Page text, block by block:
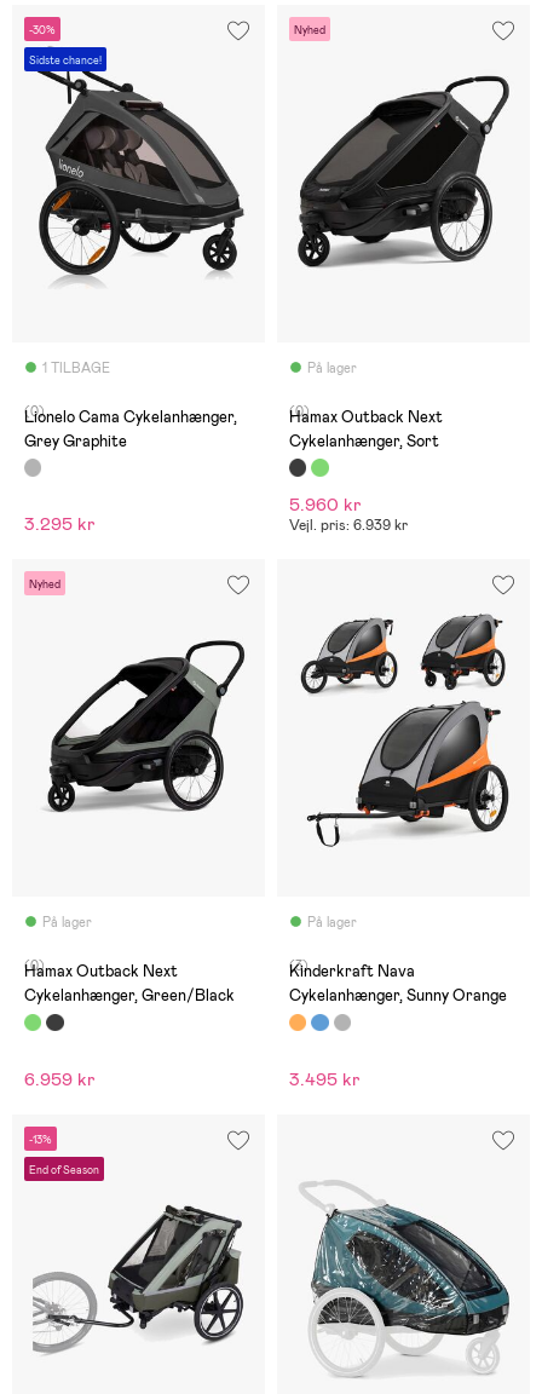
-30%
Sidste chance!
1 TILBAGE
(0)
Lionelo Cama Cykelanhænger,
Grey Graphite
3.295 kr
Nyhed
På lager
(0)
Hamax Outback Next
Cykelanhænger, Sort
5.960 kr
Vejl. pris: 6.939 kr
Nyhed
På lager
(0)
Hamax Outback Next
Cykelanhænger, Green/Black
6.959 kr
På lager
(3)
Kinderkraft Nava
Cykelanhænger, Sunny Orange
3.495 kr
-13%
End of Season